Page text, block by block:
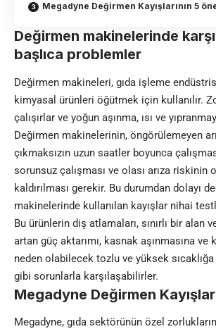
Megadyne Değirmen Kayışlarının 5
Değirmen makinelerinde
başlıca problemler
Değirmen makineleri, gıda işleme
kimyasal ürünleri öğütmek için kullanılır.
çalışırlar ve yoğun aşınma, ısı ve
Değirmen makinelerinin, öngörülemeyen
çıkmaksızın uzun saatler boyunca
sorunsuz çalışması ve olası arıza riskinin
kaldırılması gerekir. Bu durumdan dolayı
makinelerinde kullanılan kayışlar nihai
Bu ürünlerin diş atlamaları, sınırlı bir alan
artan güç aktarımı, kasnak aşınmasına ve
neden olabilecek tozlu ve yüksek
gibi sorunlarla karşılaşabilirler.
Megadyne Değirmen
Megadyne, gıda sektörünün özel